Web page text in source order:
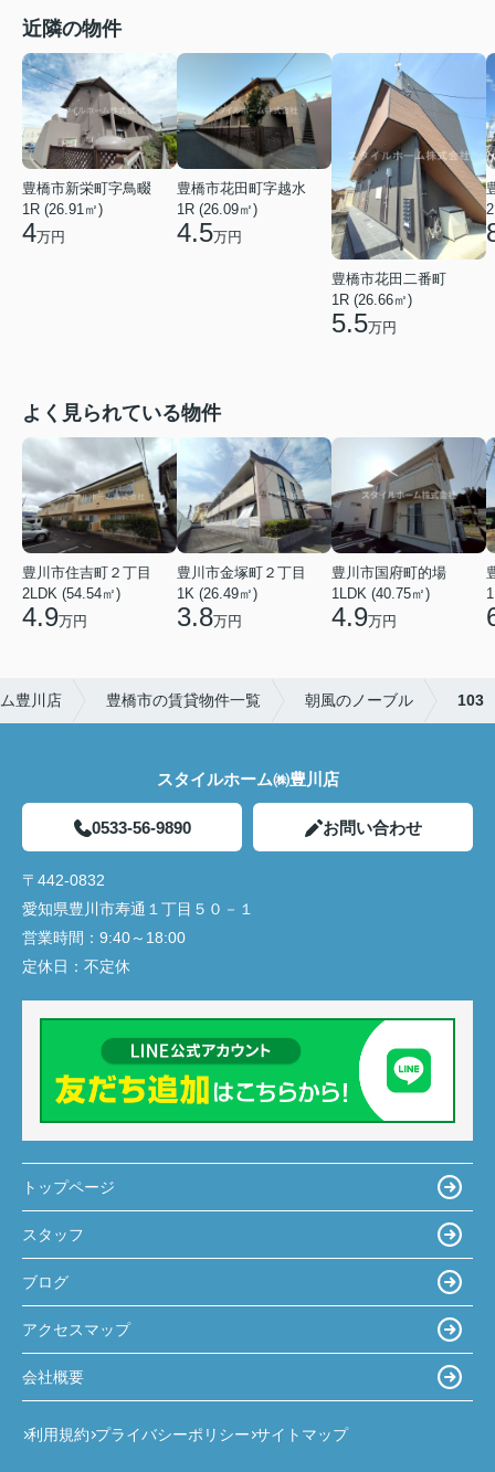
近隣の物件
豊橋市新栄町字鳥畷
1R (26.91㎡)
4万円
豊橋市花田町字越水
1R (26.09㎡)
4.5万円
豊橋市花田二番町
1R (26.66㎡)
5.5万円
よく見られている物件
豊川市住吉町２丁目
2LDK (54.54㎡)
4.9万円
豊川市金塚町２丁目
1K (26.49㎡)
3.8万円
豊川市国府町的場
1LDK (40.75㎡)
4.9万円
豊川店 豊橋市の賃貸物件一覧 朝風のノーブル 103
スタイルホーム㈱豊川店
0533-56-9890 お問い合わせ
〒442-0832
愛知県豊川市寿通１丁目５０－１
営業時間： 9:40～18:00
定休日： 不定休
トップページ
スタッフ
ブログ
アクセスマップ
会社概要
利用規約 プライバシーポリシー サイトマップ